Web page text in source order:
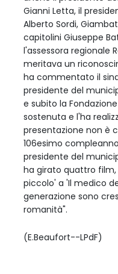
Gianni Letta, il
Alberto Sordi,
capitolini Giuseppe
l'assessora regionale
meritava un
ha commentato il
presidente del
e subito la
sostenuta e l'ha
presentazione non è
106esimo
presidente del
ha girato quattro film,
piccolo' a 'Il medico
generazione sono
romanità".
(E.Beaufort--LPdF)